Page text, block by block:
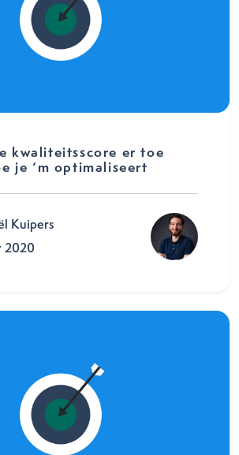
kwaliteitsscore er toe
je ‘m optimaliseert
Kuipers
2020